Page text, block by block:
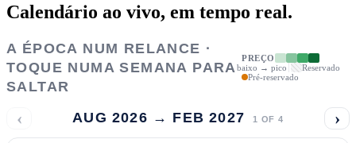
Calendário ao vivo, em tempo real.
A ÉPOCA NUM RELANCE ·
TOQUE NUMA SEMANA PARA
SALTAR
PREÇO
baixo → pico
Reservado
Pré-reservado
‹ AUG 2026 → FEB 2027 1 OF 4 ›